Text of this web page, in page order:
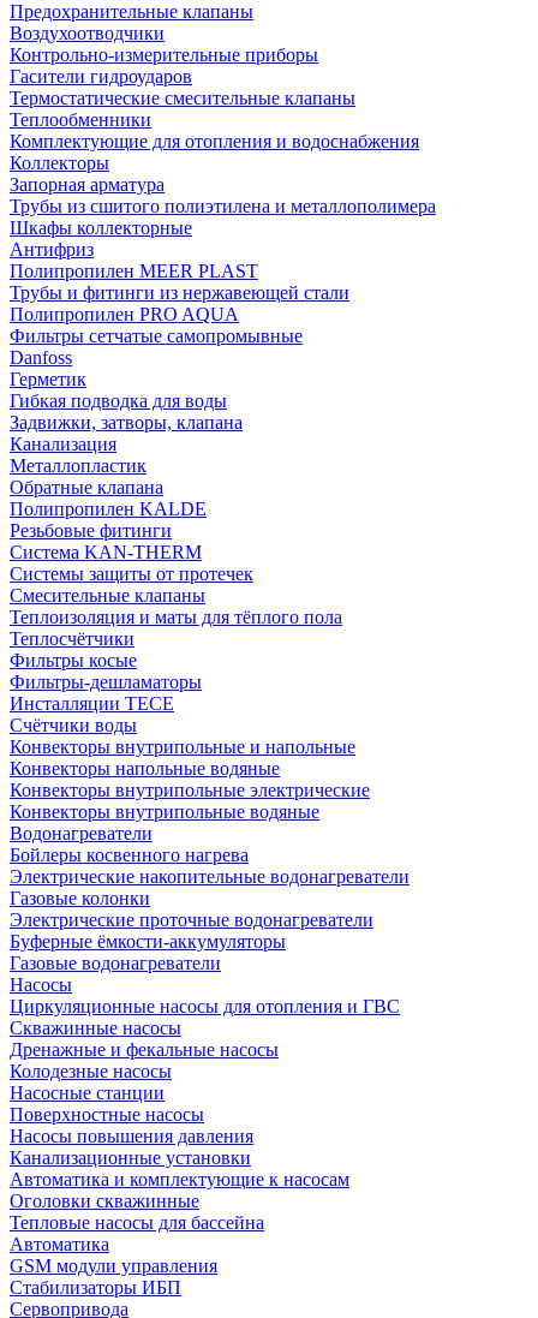
Предохранительные клапаны
Воздухоотводчики
Контрольно-измерительные приборы
Гасители гидроударов
Термостатические смесительные клапаны
Теплообменники
Комплектующие для отопления и водоснабжения
Коллекторы
Запорная арматура
Трубы из сшитого полиэтилена и металлополимера
Шкафы коллекторные
Антифриз
Полипропилен MEER PLAST
Трубы и фитинги из нержавеющей стали
Полипропилен PRO AQUA
Фильтры сетчатые самопромывные
Danfoss
Герметик
Гибкая подводка для воды
Задвижки, затворы, клапана
Канализация
Металлопластик
Обратные клапана
Полипропилен KALDE
Резьбовые фитинги
Система KAN-THERM
Системы защиты от протечек
Смесительные клапаны
Теплоизоляция и маты для тёплого пола
Теплосчётчики
Фильтры косые
Фильтры-дешламаторы
Инсталляции TECE
Счётчики воды
Конвекторы внутрипольные и напольные
Конвекторы напольные водяные
Конвекторы внутрипольные электрические
Конвекторы внутрипольные водяные
Водонагреватели
Бойлеры косвенного нагрева
Электрические накопительные водонагреватели
Газовые колонки
Электрические проточные водонагреватели
Буферные ёмкости-аккумуляторы
Газовые водонагреватели
Насосы
Циркуляционные насосы для отопления и ГВС
Скважинные насосы
Дренажные и фекальные насосы
Колодезные насосы
Насосные станции
Поверхностные насосы
Насосы повышения давления
Канализационные установки
Автоматика и комплектующие к насосам
Оголовки скважинные
Тепловые насосы для бассейна
Автоматика
GSM модули управления
Стабилизаторы ИБП
Сервопривода